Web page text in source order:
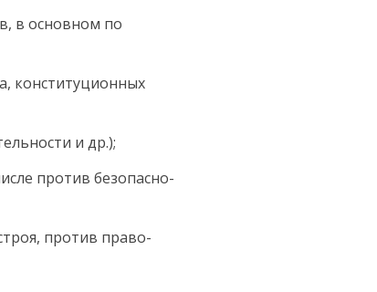
в основном по
конституционных
и др.);
против безопасно­
против право­